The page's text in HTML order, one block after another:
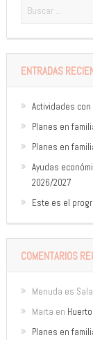
ENTRADAS
Actividades
Planes en
Planes en
Ayudas
2026/2027
Este es el
COMENTARIOS
Menuda es
Marta en
Planes en